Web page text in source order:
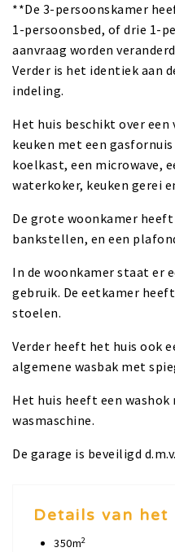
**De 3-persoonskamer
1-persoonsbed, of drie 1-
aanvraag worden
Verder is het identiek aan
indeling.
Het huis beschikt over
keuken met een
koelkast, een microwave,
waterkoker, keuken gerei
De grote woonkamer heeft
bankstellen, en een
In de woonkamer staat er
gebruik. De eetkamer
stoelen.
Verder heeft het huis ook
algemene wasbak met
Het huis heeft een
wasmaschine.
De garage is beveiligd
Details van het
350m2